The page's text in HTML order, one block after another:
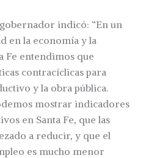
indicó: “En un
en la economía y la
Fe entendimos que
contracíclicas para
y la obra pública.
mostrar indicadores
en Santa Fe, que las
a reducir, y que el
es mucho menor